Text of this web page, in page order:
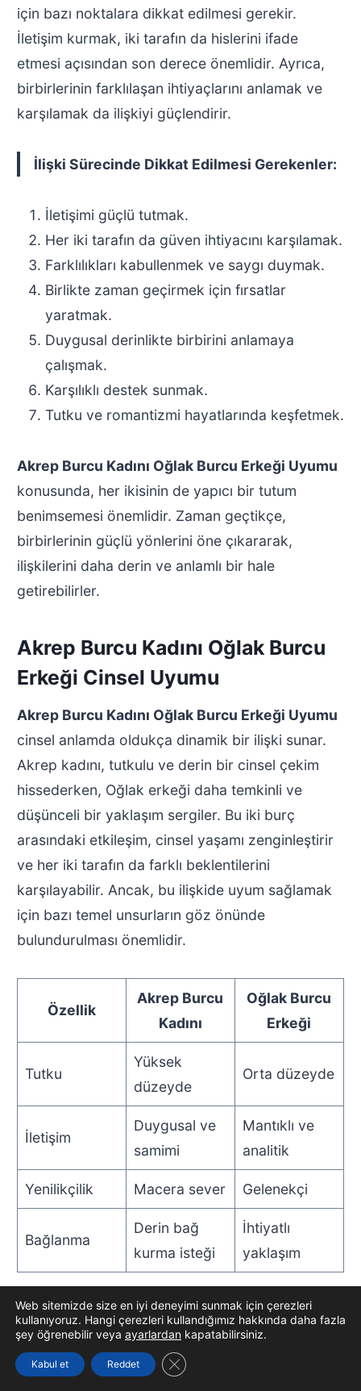
için bazı noktalara dikkat edilmesi gerekir.
İletişim kurmak, iki tarafın da hislerini ifade
etmesi açısından son derece önemlidir. Ayrıca,
birbirlerinin farklılaşan ihtiyaçlarını anlamak ve
karşılamak da ilişkiyi güçlendirir.
İlişki Sürecinde Dikkat Edilmesi Gerekenler:
İletişimi güçlü tutmak.
Her iki tarafın da güven ihtiyacını karşılamak.
Farklılıkları kabullenmek ve saygı duymak.
Birlikte zaman geçirmek için fırsatlar
yaratmak.
Duygusal derinlikte birbirini anlamaya
çalışmak.
Karşılıklı destek sunmak.
Tutku ve romantizmi hayatlarında keşfetmek.
Akrep Burcu Kadını Oğlak Burcu Erkeği Uyumu
konusunda, her ikisinin de yapıcı bir tutum
benimsemesi önemlidir. Zaman geçtikçe,
birbirlerinin güçlü yönlerini öne çıkararak,
ilişkilerini daha derin ve anlamlı bir hale
getirebilirler.
Akrep Burcu Kadını Oğlak Burcu
Erkeği Cinsel Uyumu
Akrep Burcu Kadını Oğlak Burcu Erkeği Uyumu
cinsel anlamda oldukça dinamik bir ilişki sunar.
Akrep kadını, tutkulu ve derin bir cinsel çekim
hissederken, Oğlak erkeği daha temkinli ve
düşünceli bir yaklaşım sergiler. Bu iki burç
arasındaki etkileşim, cinsel yaşamı zenginleştirir
ve her iki tarafın da farklı beklentilerini
karşılayabilir. Ancak, bu ilişkide uyum sağlamak
için bazı temel unsurların göz önünde
bulundurulması önemlidir.
Özellik
Akrep Burcu
Kadını
Oğlak Burcu
Erkeği
Tutku
Yüksek
düzeyde
Orta düzeyde
İletişim
Duygusal ve
samimi
Mantıklı ve
analitik
Yenilikçilik Macera sever Gelenekçi
Bağlanma
Derin bağ
kurma isteği
İhtiyatlı
yaklaşım
Cinsel uyum sağlayabilmek için her iki tarafın da
özverili olması gerekmektedir. Akrep kadını,
cinsel deneyimlerini derinleştirirken, Oğlak erkeği
Web sitemizde size en iyi deneyimi sunmak için çerezleri
kullanıyoruz. Hangi çerezleri kullandığımız hakkında daha fazla
şey öğrenebilir veya ayarlardan kapatabilirsiniz.
Kabul et Reddet GDPR çerez şeridini kapat